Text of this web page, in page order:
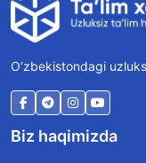
O‘zbekistondagi
Biz haqimizda